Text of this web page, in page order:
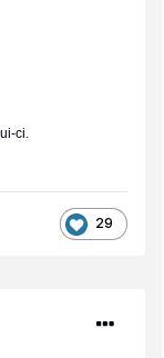
ci.
29